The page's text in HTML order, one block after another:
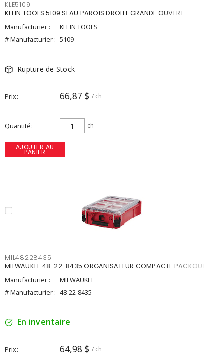
KLE5109
KLEIN TOOLS 5109 SEAU PAROIS DROITE GRANDE OUVERT
Manufacturier :
KLEIN TOOLS
# Manufacturier : 5109
Rupture de Stock
Prix 66,87 $ / ch
Quantité ch
AJOUTER AU
PANIER
MIL48228435
MILWAUKEE 48-22-8435 ORGANISATEUR COMPACTE PACKOUT
Manufacturier :
MILWAUKEE
# Manufacturier : 48-22-8435
En inventaire
Prix 64,98 $ / ch